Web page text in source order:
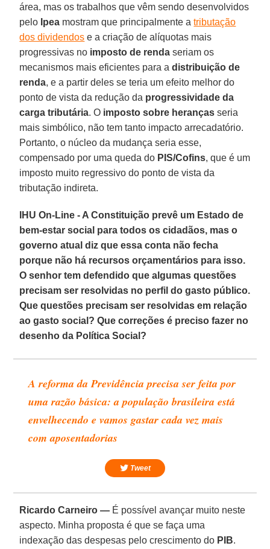
área, mas os trabalhos que vêm sendo desenvolvidos
pelo Ipea mostram que principalmente atributação
dos dividendos e a criação de alíquotas mais
progressivas no imposto de renda seriam os
mecanismos mais eficientes para adistribuição de
renda, e a partir deles se teria um efeito melhor do
ponto de vista da redução da progressividade da
carga tributária. O imposto sobre heranças seria
mais simbólico, não tem tanto impacto arrecadatório.
Portanto, o núcleo da mudança seria esse,
compensado por uma queda do PIS/Cofins, que é um
imposto muito regressivo do ponto de vista da
tributação indireta.
IHU On-Line - A Constituição prevê um Estado de
bem-estar social para todos os cidadãos, mas o
governo atual diz que essa conta não fecha
porque não há recursos orçamentários para isso.
O senhor tem defendido que algumas questões
precisam ser resolvidas no perfil do gasto público.
Que questões precisam ser resolvidas em relação
ao gasto social? Que correções é preciso fazer no
desenho da Política Social?
A reforma da Previdência precisa ser feita por
uma razão básica: a população brasileira está
envelhecendo e vamos gastar cada vez mais
com aposentadorias
Tweet
Ricardo Carneiro — É possível avançar muito neste
aspecto. Minha proposta é que se faça uma
indexação das despesas pelo crescimento do PIB.